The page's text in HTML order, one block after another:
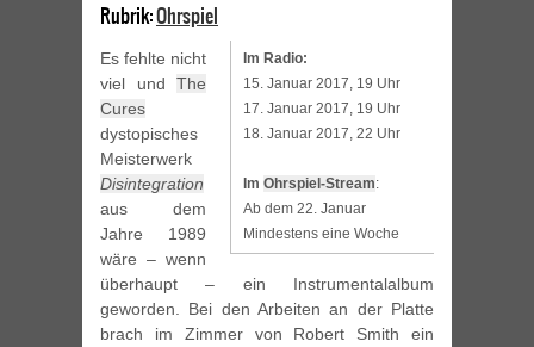
Rubrik:Ohrspiel
Im Radio:
15. Januar 2017, 19 Uhr
17. Januar 2017, 19 Uhr
18. Januar 2017, 22 Uhr
Im Ohrspiel-Stream:
Ab dem 22. Januar
Mindestens eine Woche
Es fehlte nicht
viel und The
Cures
dystopisches
Meisterwerk
Disintegration
aus dem
Jahre 1989
wäre – wenn
überhaupt – ein Instrumentalalbum
geworden. Bei den Arbeiten an der Platte
brach im Zimmer von Robert Smith ein